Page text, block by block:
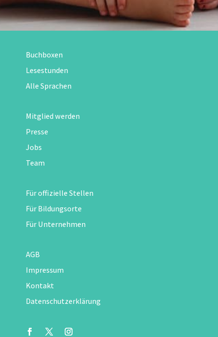
Buchboxen
Lesestunden
Alle Sprachen
Mitglied werden
Presse
Jobs
Team
Für offizielle Stellen
Für Bildungsorte
Für Unternehmen
AGB
Impressum
Kontakt
Datenschutzerklärung